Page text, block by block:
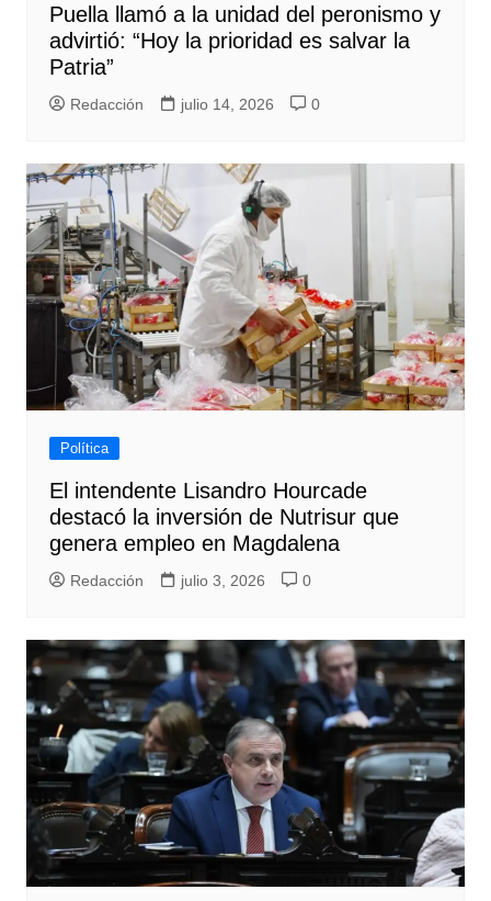
Puella llamó a la unidad del peronismo y
advirtió: “Hoy la prioridad es salvar la
Patria”
Redacción julio 14, 2026 0
Política
El intendente Lisandro Hourcade
destacó la inversión de Nutrisur que
genera empleo en Magdalena
Redacción julio 3, 2026 0